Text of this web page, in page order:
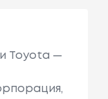
Toyota —